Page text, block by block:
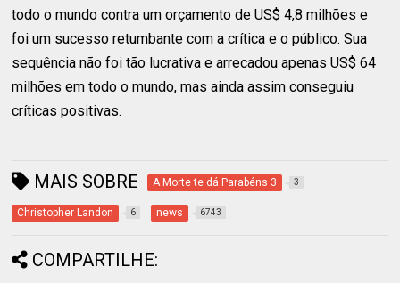
todo o mundo contra um orçamento de US$ 4,8 milhões e
foi um sucesso retumbante com a crítica e o público. Sua
sequência não foi tão lucrativa e arrecadou apenas US$ 64
milhões em todo o mundo, mas ainda assim conseguiu
críticas positivas.
MAIS SOBRE A Morte te dá Parabéns 3 3
Christopher Landon 6 news 6743
COMPARTILHE: